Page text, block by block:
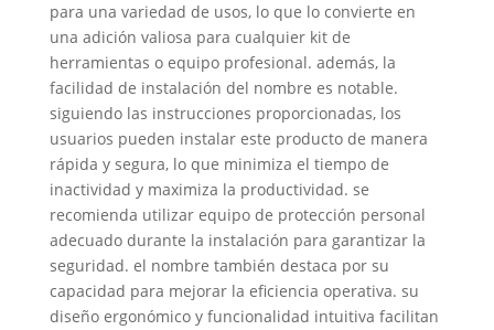
para una variedad de usos, lo que lo convierte en
una adición valiosa para cualquier kit de
herramientas o equipo profesional. además, la
facilidad de instalación del nombre es notable.
siguiendo las instrucciones proporcionadas, los
usuarios pueden instalar este producto de manera
rápida y segura, lo que minimiza el tiempo de
inactividad y maximiza la productividad. se
recomienda utilizar equipo de protección personal
adecuado durante la instalación para garantizar la
seguridad. el nombre también destaca por su
capacidad para mejorar la eficiencia operativa. su
diseño ergonómico y funcionalidad intuitiva facilitan